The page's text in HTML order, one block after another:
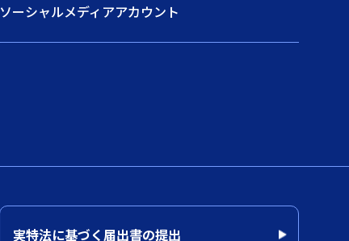
ソーシャルメディアアカウント
実特法に基づく届出書の提出